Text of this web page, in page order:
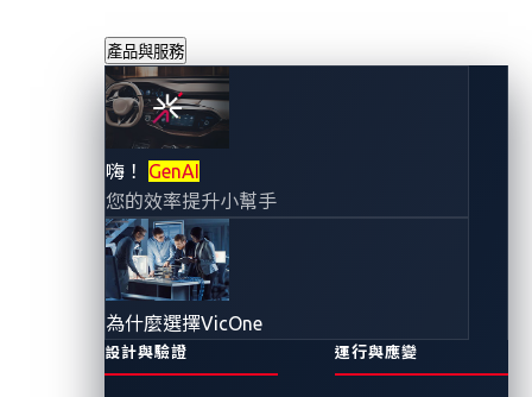
產品與服務
嗨！ GenAI
您的效率提升小幫手
為什麼選擇VicOne
設計與驗證 運行與應變
汽車產品安全平台
中發現的漏洞可能
允許遠端執行程式